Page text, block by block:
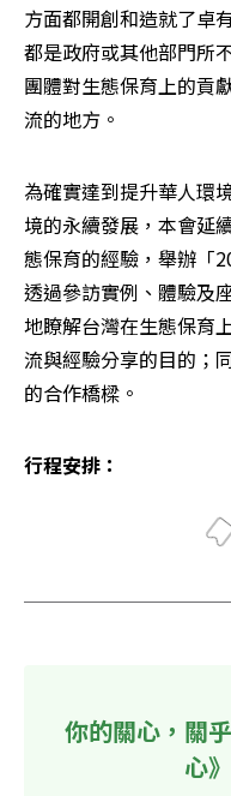
方面都開創和造就了卓
都是政府或其他部門所
團體對生態保育上的貢
流的地方。
為確實達到提升華人環
境的永續發展，本會延
態保育的經驗，舉辦「
透過參訪實例、體驗及
地瞭解台灣在生態保育
流與經驗分享的目的；
的合作橋樑。
行程安排：
你的關心，關
心